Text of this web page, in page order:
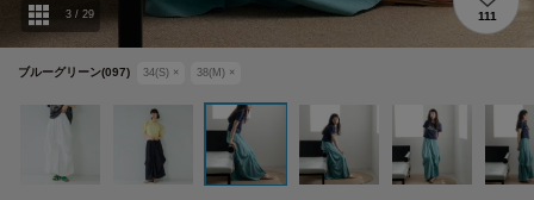
ブルーグリーン(097) 34(S) × 38(M) ×
3 / 29 111